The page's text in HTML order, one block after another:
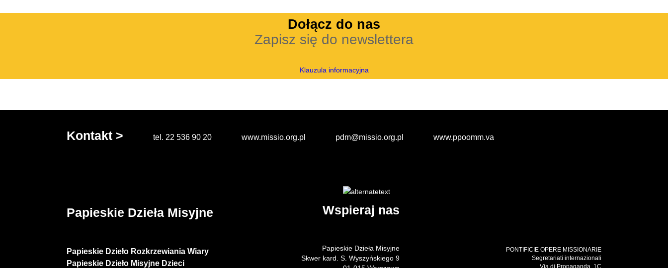
Dołącz do nas
Zapisz się do newslettera
Klauzula informacyjna
Kontakt > tel. 22 536 90 20 www.missio.org.pl pdm@missio.org.pl www.ppoomm.va
Papieskie Dzieła Misyjne
Papieskie Dzieło Rozkrzewiania Wiary
Papieskie Dzieło Misyjne Dzieci
Wspieraj nas
Papieskie Dzieła Misyjne
Skwer kard. S. Wyszyńskiego 9
PONTIFICIE OPERE MISSIONARIE
Segretariati internazionali
Via di Propaganda, 1C